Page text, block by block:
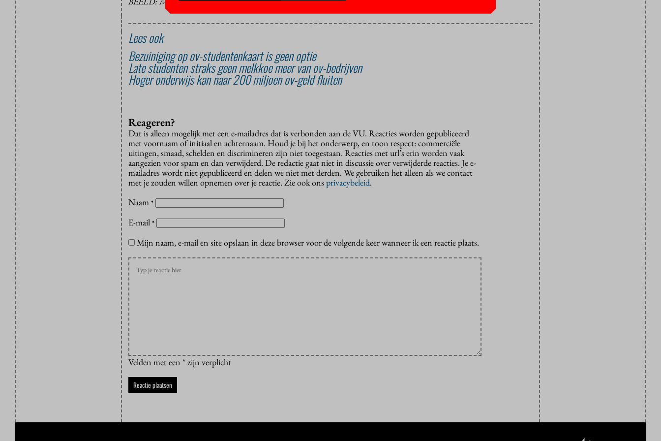
Lees ook
Bezuiniging op ov-studentenkaart is geen optie
Late studenten straks geen melkkoe meer van ov-bedrijven
Hoger onderwijs kan naar 200 miljoen ov-geld fluiten
Reageren?
Dat is alleen mogelijk met een e-mailadres dat is verbonden aan de VU. Reacties worden gepubliceerd
met voornaam of initiaal en achternaam. Houd je bij het onderwerp, en toon respect: commerciële
uitingen, smaad, schelden en discrimineren zijn niet toegestaan. Reacties met url’s erin worden vaak
aangezien voor spam en dan verwijderd. De redactie gaat niet in discussie over verwijderde reacties. Je e-
mailadres wordt niet gepubliceerd en delen we niet met derden. We gebruiken het alleen als we contact
met je zouden willen opnemen over je reactie. Zie ook onsprivacybeleid.
Naam *
E-mail *
Mijn naam, e-mail en site opslaan in deze browser voor de volgende keer wanneer ik een reactie plaats.
Velden met een * zijn verplicht